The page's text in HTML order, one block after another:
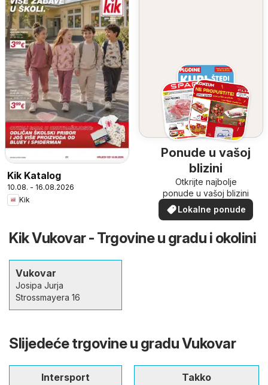
Kik Katalog
10.08. - 16.08.2026
Kik
Ponude u vašoj
blizini
Otkrijte najbolje
ponude u vašoj blizini
Lokalne ponude
Kik Vukovar - Trgovine u gradu i okolini
Vukovar
Josipa Jurja
Strossmayera 16
Slijedeće trgovine u gradu Vukovar
Intersport
Takko